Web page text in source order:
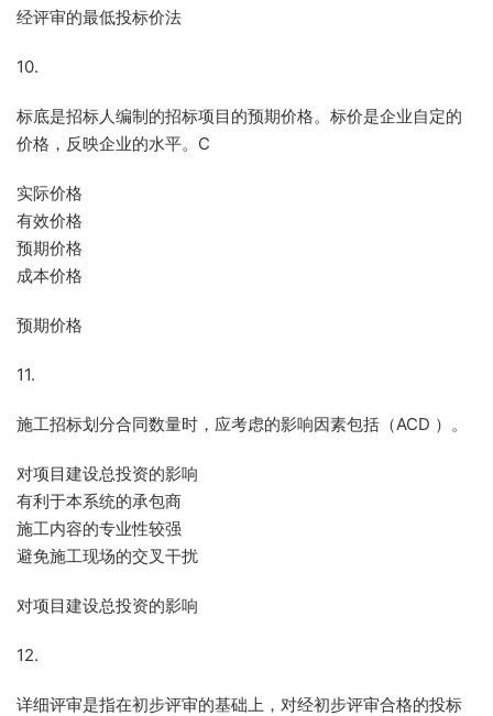
经评审的最低投标价法
10.
标底是招标人编制的招标项目的预期价格。标价是企业自定的
价格，反映企业的水平。C
实际价格
有效价格
预期价格
成本价格
预期价格
11.
施工招标划分合同数量时，应考虑的影响因素包括（ACD ）。
对项目建设总投资的影响
有利于本系统的承包商
施工内容的专业性较强
避免施工现场的交叉干扰
对项目建设总投资的影响
12.
详细评审是指在初步评审的基础上，对经初步评审合格的投标